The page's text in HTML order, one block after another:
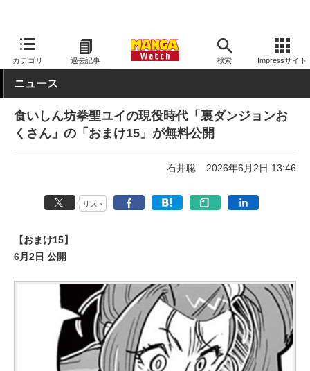
カテゴリ 過去記事 検索 Impressサイト
MANGA Watch 青年
ニュース
食いしん坊拳聖ユイの現役時代「裏ダンジョンお
くさん」の「おまけ15」が無料公開
石井聡 2026年6月2日 13:46
リスト
【おまけ15】
6月2日 公開